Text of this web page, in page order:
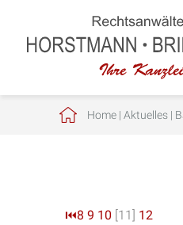
Home| Aktuelles|
⏮8 9 10 [11] 12